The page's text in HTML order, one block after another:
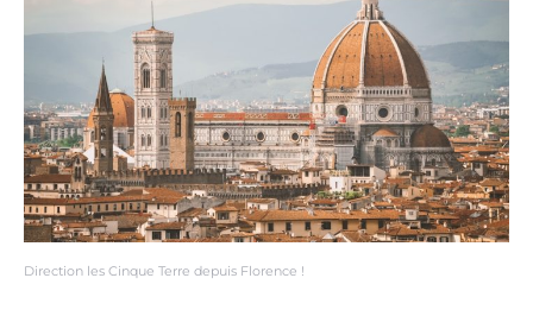
Direction les Cinque Terre depuis Florence !